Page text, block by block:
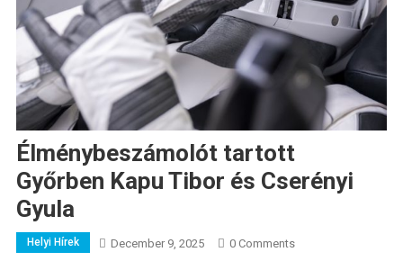
Élménybeszámolót tartott
Győrben Kapu Tibor és Cserényi
Gyula
Helyi Hírek December 9, 2025 0 Comments